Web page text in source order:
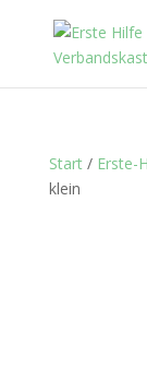
Start/ Erste-
klein